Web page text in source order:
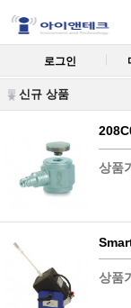
로그인
신규 상품
상품
상품